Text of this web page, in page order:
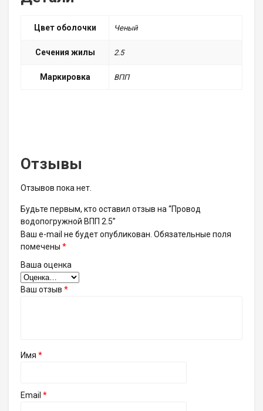
Цвет оболочки Ченый
Сечения жилы 2.5
Маркировка ВПП
Отзывы
Отзывов пока нет.
Будьте первым, кто оставил отзыв на “Провод
водопогружной ВПП 2.5”
Ваш e-mail не будет опубликован. Обязательные поля
помечены *
Ваша оценка
Ваш отзыв *
Имя *
Email *